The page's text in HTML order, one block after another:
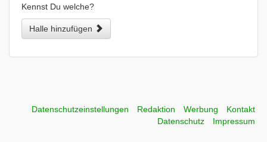
Kennst Du welche?
Halle hinzufügen
Datenschutzeinstellungen Redaktion Werbung
Kontakt
Datenschutz
Impressum